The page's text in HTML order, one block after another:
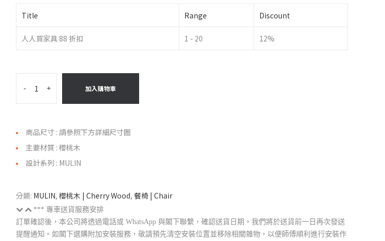
Title Range Discount
人人買家具 88 折扣 1 - 20 12%
- + 加入購物車
商品尺寸 : 請參照下方詳細尺寸圖
主要材質 : 櫻桃木
設計系列 : MULIN
分類: MULIN, 櫻桃木 | Cherry Wood, 餐椅 | Chair
*** 專車送貨服務安排
訂單確認後，本公司將透過電話或 WhatsApp 與閣下聯繫，確認送貨日期。我們將於送貨前一日再次發送
提醒通知。如閣下選購附加安裝服務，敬請預先清空安裝位置並移除相關雜物，以便師傅順利進行安裝作